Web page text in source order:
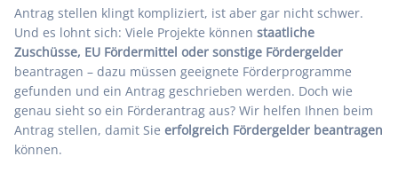
Antrag stellen klingt kompliziert, ist aber gar nicht schwer.
Und es lohnt sich: Viele Projekte können staatliche
Zuschüsse, EU Fördermittel oder sonstige Fördergelder
beantragen – dazu müssen geeignete Förderprogramme
gefunden und ein Antrag geschrieben werden. Doch wie
genau sieht so ein Förderantrag aus? Wir helfen Ihnen beim
Antrag stellen, damit Sie erfolgreich Fördergelder beantragen
können.